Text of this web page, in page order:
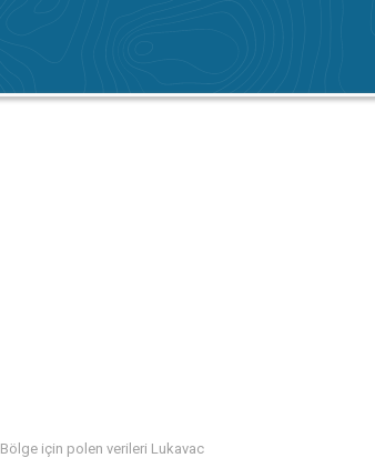
Bölge için polen verileri Lukavac